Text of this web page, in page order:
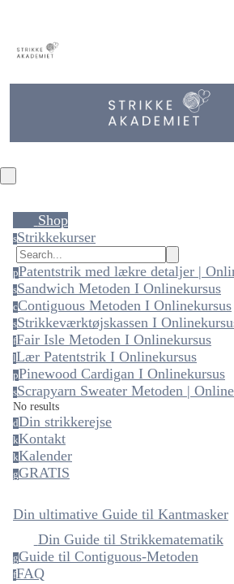
Shop
sStrikkekurser
pPatentstrik med lækre detaljer |
sSandwich Metoden I Onlinekursus
cContiguous Metoden I Onlinekursus
sStrikkeværktøjskassen I
fFair Isle Metoden I Onlinekursus
lLær Patentstrik I Onlinekursus
pPinewood Cardigan I Onlinekursus
sScrapyarn Sweater Metoden |
No results
dDin strikkerejse
kKontakt
kKalender
gGRATIS
Din ultimative Guide til Kantmasker
Din Guide til Strikkematematik
gGuide til Contiguous-Metoden
fFAQ